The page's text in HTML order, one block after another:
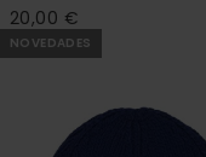
20,00 €
NOVEDADES